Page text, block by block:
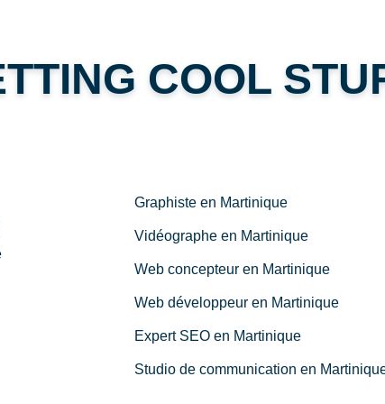
COOL
Graphiste en Martinique
Vidéographe en Martinique
Web concepteur en Martinique
Web développeur en Martinique
Expert SEO en Martinique
Studio de communication en